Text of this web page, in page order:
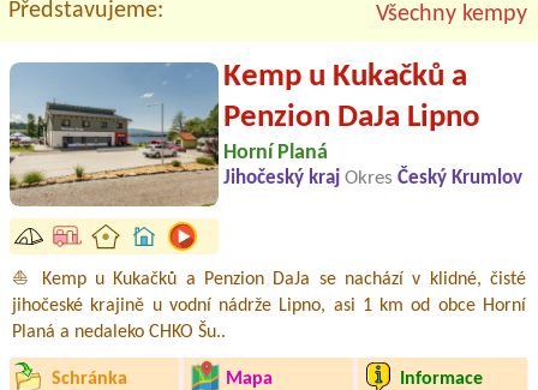
Představujeme: Všechny kempy
Kemp u Kukačků a
Penzion DaJa Lipno
Horní Planá
Jihočeský kraj Okres Český Krumlov
⛵ Kemp u Kukačků a Penzion DaJa se nachází v klidné, čisté
jihočeské krajině u vodní nádrže Lipno, asi 1 km od obce Horní
Planá a nedaleko CHKO Šu..
Schránka Mapa Informace